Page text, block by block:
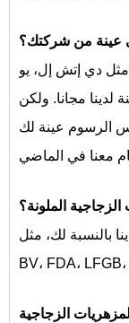
عينة من شركتك؟
دي إتش إل، يو
مجانا. ولكن
الرسوم عينة لك
الملونة؟
بالنسبة لك، مثل
المزهريات الزجاجية